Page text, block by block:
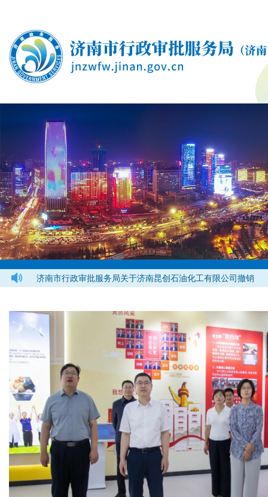
司撤销
济南市行政审批服务局关于济南南盈化工有限公司撤销备案